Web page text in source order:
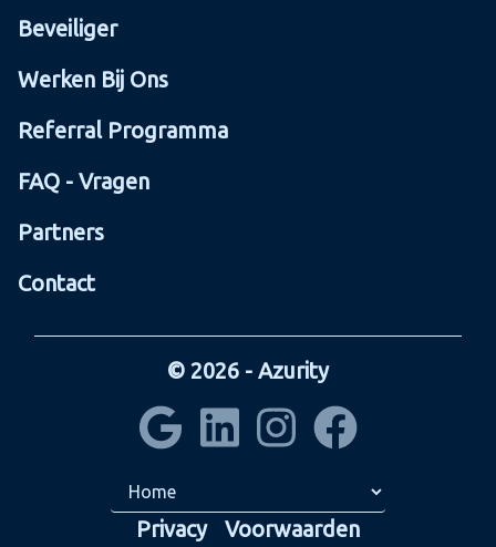
Beveiliger
Werken Bij Ons
Referral Programma
FAQ - Vragen
Partners
Contact
© 2026 - Azurity
Privacy Voorwaarden